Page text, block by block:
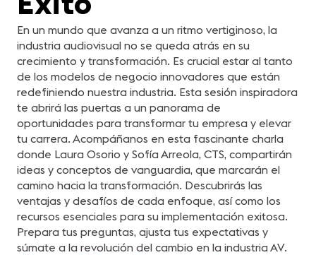
En un mundo que avanza a un ritmo vertiginoso, la
industria audiovisual no se queda atrás en su
crecimiento y transformación. Es crucial estar al tanto
de los modelos de negocio innovadores que están
redefiniendo nuestra industria. Esta sesión inspiradora
te abrirá las puertas a un panorama de
oportunidades para transformar tu empresa y elevar
tu carrera. Acompáñanos en esta fascinante charla
donde Laura Osorio y Sofía Arreola, CTS, compartirán
ideas y conceptos de vanguardia, que marcarán el
camino hacia la transformación. Descubrirás las
ventajas y desafíos de cada enfoque, así como los
recursos esenciales para su implementación exitosa.
Prepara tus preguntas, ajusta tus expectativas y
súmate a la revolución del cambio en la industria AV.